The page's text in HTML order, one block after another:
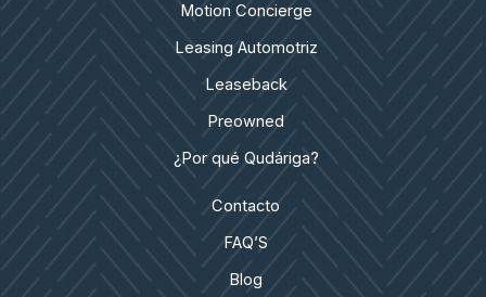
Motion Concierge
Leasing Automotriz
Leaseback
Preowned
¿Por qué Qudáriga?
Contacto
FAQ’S
Blog